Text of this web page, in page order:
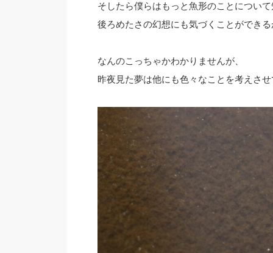
そしたら僕らはもっと魚形のことについ
後ろめたさの幻想にも気づくことができ
なんのこっちゃかわかりませんが、
昨夜見た夢は他にも色々なことを考えさ